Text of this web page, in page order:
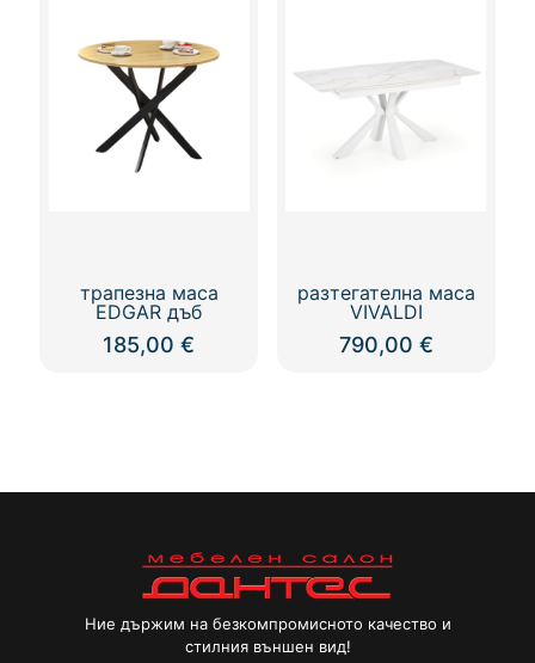
трапезна маса
EDGAR дъб
185,00€
разтегателна маса
VIVALDI
790,00 €
Ние държим на безкомпромисното качество и
стилния външен вид!